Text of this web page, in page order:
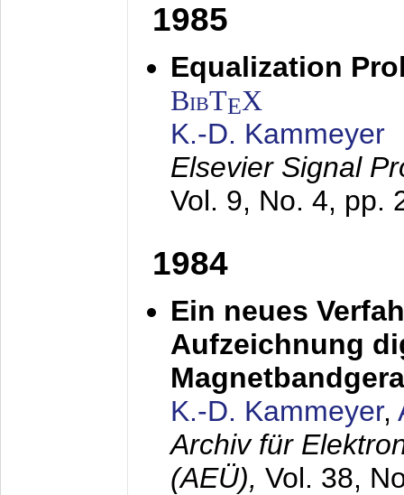
1985
Equalization
BibTEX
K.-D. Kammeyer
Elsevier Signal
Vol. 9, No. 4, pp.
1984
Ein neues
Aufzeichnung
K.-D. Kammeyer,
Archiv für
(AEÜ), Vol. 38,